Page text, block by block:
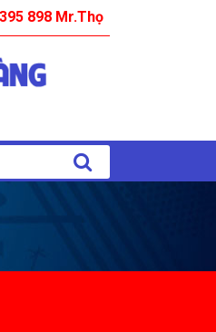
898 Mr.Thọ